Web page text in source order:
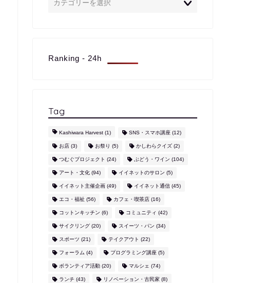
Ranking - 24h
Tag
Kashiwara Harvest(1) SNS・スマホ講座 (12)
お店 (3) お祭り (5) かしわらクイズ(2)
つむぐプロジェクト (24) ぶどう・ワイン (104)
アート・文化(94) イイネットのサロン (5)
イイネット主催企画 (49) イイネット通信(45)
エコ・福祉(56) カフェ・喫茶店 (16)
コットンキッチン (6) コミュニティ (42)
サイクリング(20) スイーツ・パン (34)
スポーツ (21) テイクアウト (22)
フォーラム (4) プログラミング講座 (5)
ボランティア活動(20) マルシェ (74)
ランチ(43) リノベーション・古民家(8)